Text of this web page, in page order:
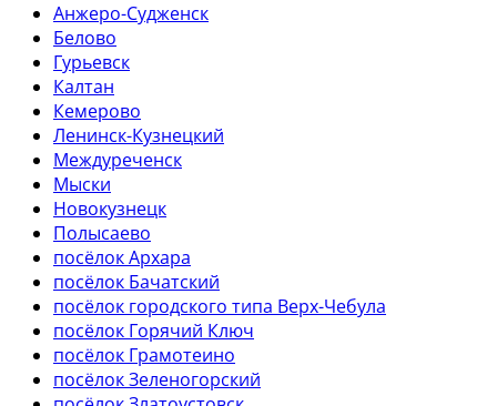
Анжеро-Судженск
Белово
Гурьевск
Калтан
Кемерово
Ленинск-Кузнецкий
Междуреченск
Мыски
Новокузнецк
Полысаево
посёлок Архара
посёлок Бачатский
посёлок городского типа Верх-Чебула
посёлок Горячий Ключ
посёлок Грамотеино
посёлок Зеленогорский